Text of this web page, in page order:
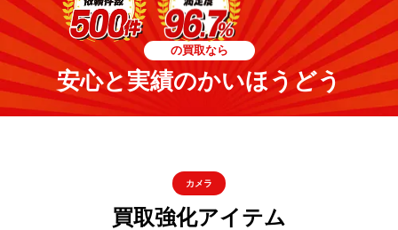
の買取なら
安心と実績のかいほうどう
カメラ
買取強化アイテム